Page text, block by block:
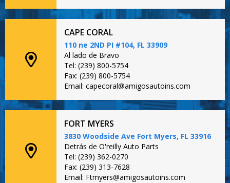
CAPE CORAL
110 ne 2ND PI #104, FL 33909
Al lado de Bravo
Tel: (239) 800-5754
Fax: (239) 800-5754
Email: capecoral@amigosautoins.com
FORT MYERS
3830 Woodside Ave Fort Myers, FL 33916
Detrás de O'reilly Auto Parts
Tel: (239) 362-0270
Fax: (239) 313-7628
Email: Ftmyers@amigosautoins.com